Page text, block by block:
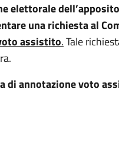
elettorale
una richiesta al
assistito.Tale
di annotazione voto